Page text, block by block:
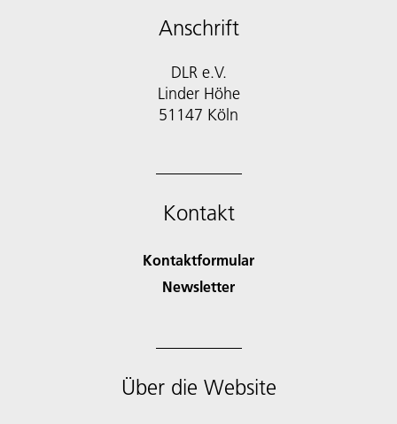
Anschrift
DLR e.V.
Linder Höhe
51147 Köln
Kontakt
Kontaktformular
Newsletter
Über die Website